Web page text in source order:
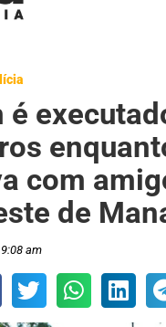
é
com
de
9:08 am